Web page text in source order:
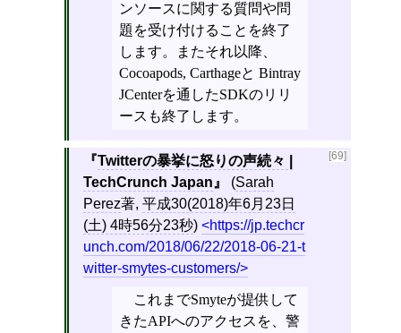
ンソースに関する質問や問
題を受け付けることを終了
します。またそれ以降、
Cocoapods, Carthageと Bintray
JCenterを通したSDKのリリ
ースも終了します。
[69]
Twitterの暴挙に怒りの声続々 |
TechCrunch Japan
(Sarah
Perez著, 平成30(2018)年6月23日
(土) 4時56分23秒)
https://jp.techcr
unch.com/2018/06/22/2018-06-21-t
witter-smytes-customers/
これまでSmyteが提供して
きたAPIへのアクセスを、警